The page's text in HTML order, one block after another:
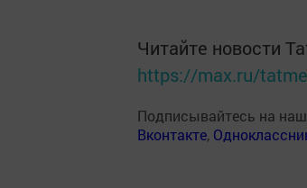
Читайте новости
https://max.ru/
Подписывайтесь на наш
Вконтакте,